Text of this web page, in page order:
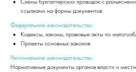
Схемы бухгалтерских проводок с
ссылками на формы документов
Федеральное законодательство
Кодексы, законы, правовые акты по
Проекты основных законов
Региональное законодательство
Нормативные документы органов власти и